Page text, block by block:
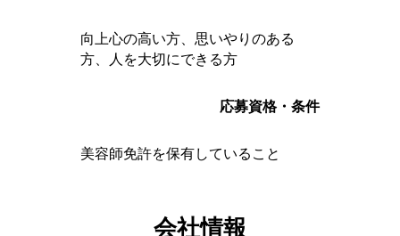
向上心の高い方、思いやりのある
方、人を大切にできる方
応募資格・条件
美容師免許を保有していること
会社情報